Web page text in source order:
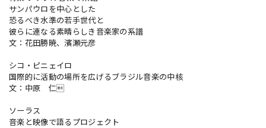
サンパウロを中心とした
恐るべき水準の若手世代と
彼らに連なる素晴らしき音楽家の系譜
文：花田勝暁、濱瀬元彦
シコ・ピニェイロ
国際的に活動の場所を広げるブラジル音楽の中核
文：中原 仁
ソーラス
音楽と映像で語るプロジェクト